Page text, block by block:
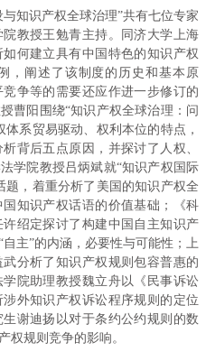
知识产权全球治理”共有七位专家
教授王勉青主持。同济大学上海
何建立具有中国特色的知识产权
，阐述了该制度的历史和基本原
争等的需要还应作进一步修订的
曹阳围绕“知识产权全球治理：问
系贸易驱动、权利本位的特点，
背后五点原因，并探讨了人权、
学院教授吕炳斌就“知识产权国际
题，着重分析了美国的知识产权全
知识产权话语的价值基础；《科
绍定探讨了构建中国自主知识产
主”的内涵，必要性与可能性；上
分析了知识产权规则包容普惠的
院助理教授魏立舟以《民事诉讼
外知识产权诉讼程序规则的定位
谢迪扬以对于条约公约规则的数
权规则竞争的影响。